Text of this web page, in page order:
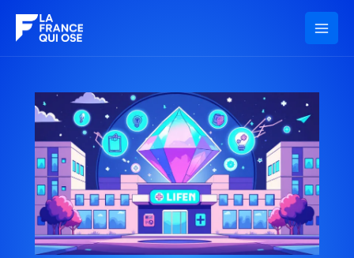
contenu